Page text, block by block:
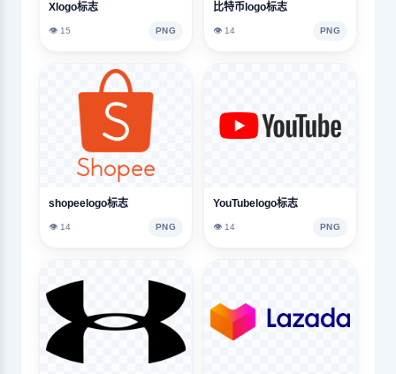
Xlogo标志
👁️ 15 PNG
比特币logo标志
👁️ 14 PNG
shopeelogo标志
👁️ 14 PNG
YouTubelogo标志
👁️ 14 PNG